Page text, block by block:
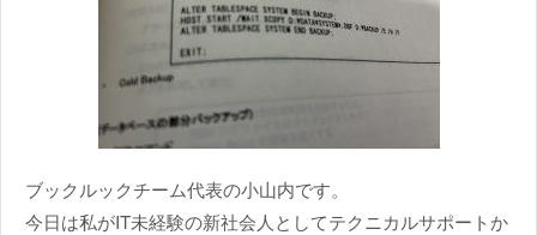
ブックルックチーム代表の小山内です。
今日は私がIT未経験の新社会人としてテクニカルサポートか